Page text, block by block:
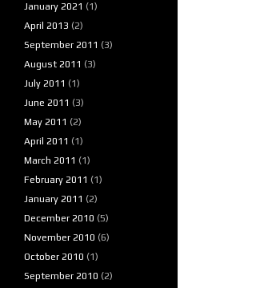
January 2021 (1)
April 2013 (2)
September 2011 (3)
August 2011 (3)
July 2011 (1)
June 2011 (3)
May 2011 (2)
April 2011 (1)
March 2011 (1)
February 2011 (1)
January 2011 (2)
December 2010 (5)
November 2010 (6)
October 2010 (1)
September 2010 (2)